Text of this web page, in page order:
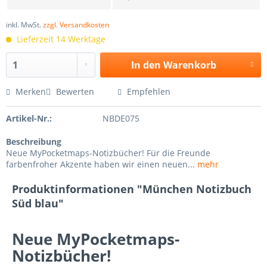
inkl. MwSt.zzgl. Versandkosten
Lieferzeit 14 Werktage
In den Warenkorb
Merken Bewerten Empfehlen
Artikel-Nr.: NBDE075
Beschreibung
Neue MyPocketmaps-Notizbücher! Für die Freunde
farbenfroher Akzente haben wir einen neuen... mehr
Produktinformationen "München Notizbuch
Süd blau"
Neue MyPocketmaps-
Notizbücher!